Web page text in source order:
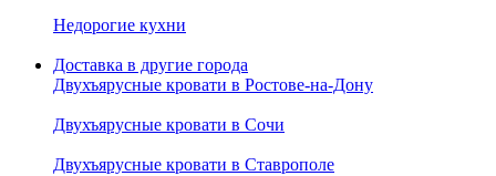
Недорогие кухни
Доставка в другие города
Двухъярусные кровати в Ростове-на-Дону
Двухъярусные кровати в Сочи
Двухъярусные кровати в Ставрополе